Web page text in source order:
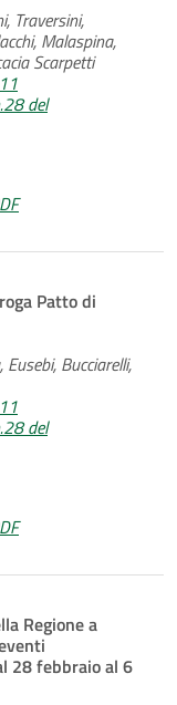
Traversini,
Malaspina,
Scarpetti
del
Patto di
Bucciarelli,
del
Regione a
28 febbraio al 6